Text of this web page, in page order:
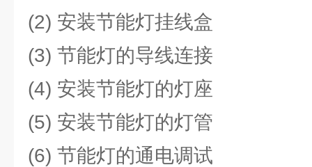
(2) 安装节能灯挂线盒
(3) 节能灯的导线连接
(4) 安装节能灯的灯座
(5) 安装节能灯的灯管
(6) 节能灯的通电调试